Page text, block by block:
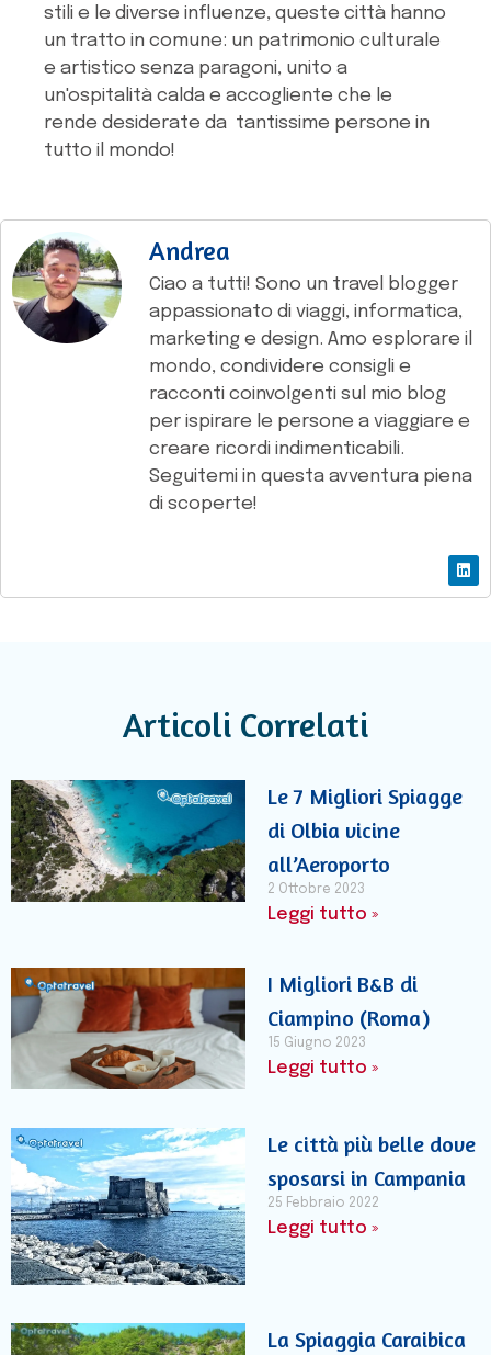
stili e le diverse influenze, queste città hanno
un tratto in comune: un patrimonio culturale
e artistico senza paragoni, unito a
un'ospitalità calda e accogliente che le
rende desiderate da tantissime persone in
tutto il mondo!
Andrea
Ciao a tutti! Sono un travel blogger
appassionato di viaggi, informatica,
marketing e design. Amo esplorare il
mondo, condividere consigli e
racconti coinvolgenti sul mio blog
per ispirare le persone a viaggiare e
creare ricordi indimenticabili.
Seguitemi in questa avventura piena
di scoperte!
Articoli Correlati
Le 7 Migliori Spiagge
di Olbia vicine
all’Aeroporto
2 Ottobre 2023
Leggi tutto »
I Migliori B&B di
Ciampino (Roma)
15 Giugno 2023
Leggi tutto »
Le città più belle dove
sposarsi in Campania
25 Febbraio 2022
Leggi tutto »
La Spiaggia Caraibica